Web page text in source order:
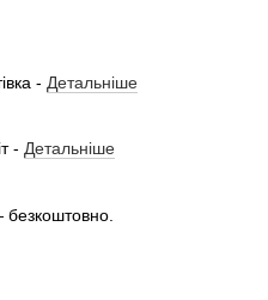
- Детальніше
- Детальніше